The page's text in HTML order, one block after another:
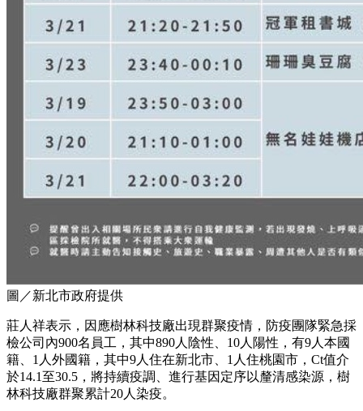
圖／新北市政府提供
莊人祥表示，因應樹林科技廠出現群聚疫情，防疫團隊緊急採
檢公司內900名員工，其中890人陰性、10人陽性，有9人本國
籍、1人外國籍，其中9人住在新北市、1人住桃園市，Ct值介
於14.1至30.5，將持續疫調、進行基因定序以釐清感染源，樹
林科技廠群聚累計20人染疫。